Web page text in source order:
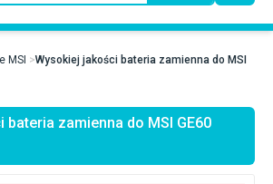
MSI
Wysokiej jakości bateria zamienna do MSI
bateria zamienna do MSI GE60